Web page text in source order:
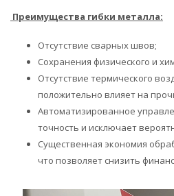
Преимущества гибки металла:
Отсутствие сварных швов;
Сохранения физического и
Отсутствие термического
положительно влияет на
Автоматизированное
точность и исключает
Существенная экономия
что позволяет снизить